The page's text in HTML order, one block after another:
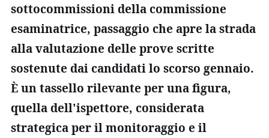
sottocommissioni della commissione
esaminatrice, passaggio che apre la strada
alla valutazione delle prove scritte
sostenute dai candidati lo scorso gennaio.
È un tassello rilevante per una figura,
quella dell'ispettore, considerata
strategica per il monitoraggio e il